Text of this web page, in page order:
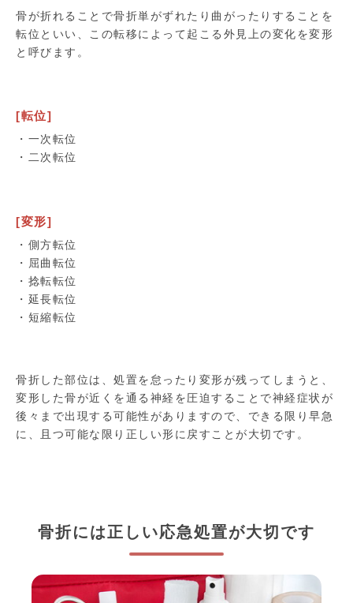
骨が折れることで骨折単がずれたり曲がったりすることを
転位といい、この転移によって起こる外見上の変化を変形
と呼びます。
[転位]
・一次転位
・二次転位
[変形]
・側方転位
・屈曲転位
・捻転転位
・延長転位
・短縮転位
骨折した部位は、処置を怠ったり変形が残ってしまうと、
変形した骨が近くを通る神経を圧迫することで神経症状が
後々まで出現する可能性がありますので、できる限り早急
に、且つ可能な限り正しい形に戻すことが大切です。
骨折には正しい応急処置が大切です